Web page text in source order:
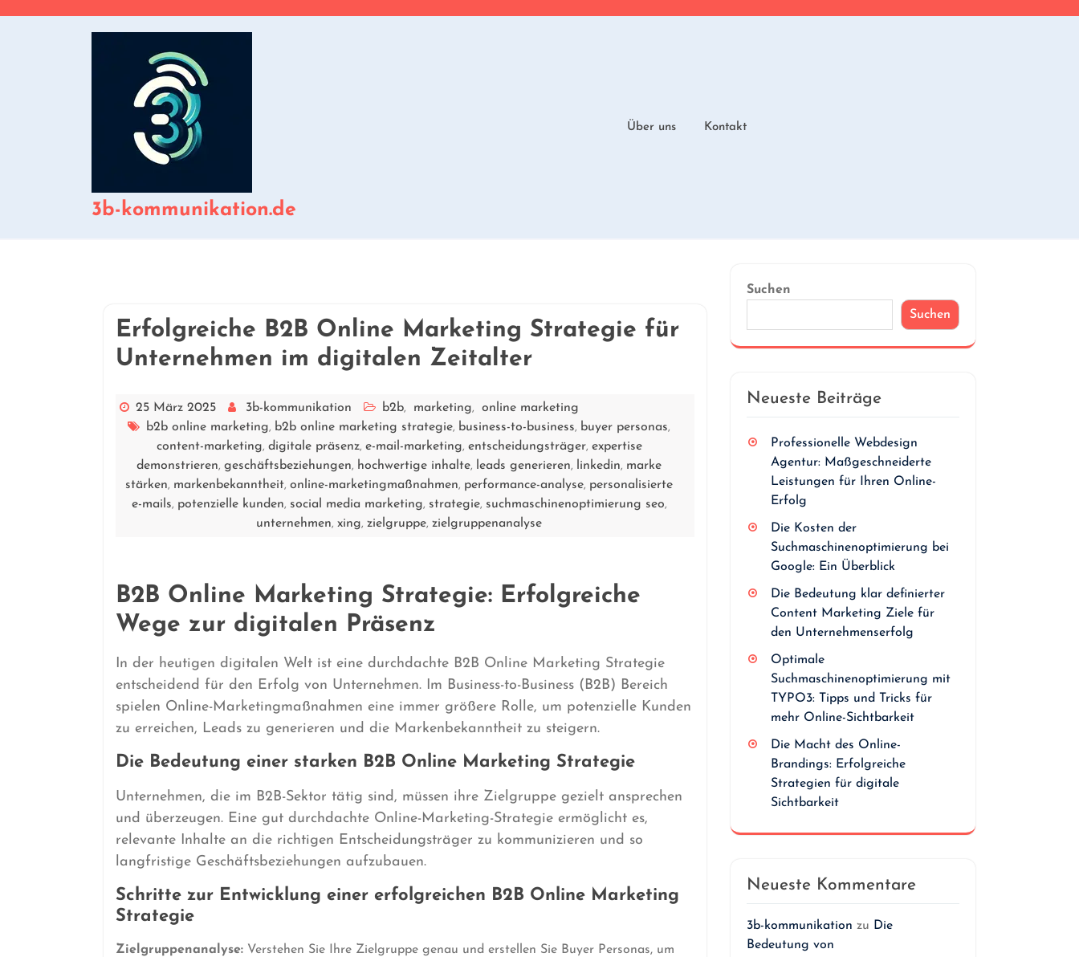
3b-kommunikation.de
Über uns Kontakt
Erfolgreiche B2B Online Marketing Strategie für
Unternehmen im digitalen Zeitalter
25 März 2025 3b-kommunikation b2b, marketing,
online marketing
b2b online marketing, b2b online marketing strategie, business-to-business, buyer personas,
content-marketing, digitale präsenz, e-mail-marketing, entscheidungsträger, expertise
demonstrieren,geschäftsbeziehungen, hochwertige inhalte, leads generieren, linkedin, marke
stärken, markenbekanntheit,online-marketingmaßnahmen, performance-analyse, personalisierte
e-mails, potenzielle kunden, social media marketing, strategie, suchmaschinenoptimierung seo,
unternehmen,xing,zielgruppe,zielgruppenanalyse
B2B Online Marketing Strategie: Erfolgreiche
Wege zur digitalen Präsenz
In der heutigen digitalen Welt ist eine durchdachte B2B Online Marketing Strategie
entscheidend für den Erfolg von Unternehmen. Im Business-to-Business (B2B) Bereich
spielen Online-Marketingmaßnahmen eine immer größere Rolle, um potenzielle Kunden
zu erreichen, Leads zu generieren und die Markenbekanntheit zu steigern.
Die Bedeutung einer starken B2B Online Marketing Strategie
Unternehmen, die im B2B-Sektor tätig sind, müssen ihre Zielgruppe gezielt ansprechen
und überzeugen. Eine gut durchdachte Online-Marketing-Strategie ermöglicht es,
relevante Inhalte an die richtigen Entscheidungsträger zu kommunizieren und so
langfristige Geschäftsbeziehungen aufzubauen.
Schritte zur Entwicklung einer erfolgreichen B2B Online Marketing
Strategie
Zielgruppenanalyse: Verstehen Sie Ihre Zielgruppe genau und erstellen Sie Buyer Personas, um
Suchen
Suchen
Neueste Beiträge
Professionelle Webdesign
Agentur: Maßgeschneiderte
Leistungen für Ihren Online-
Erfolg
Die Kosten der
Suchmaschinenoptimierung bei
Google: Ein Überblick
Die Bedeutung klar definierter
Content Marketing Ziele für
den Unternehmenserfolg
Optimale
Suchmaschinenoptimierung mit
TYPO3: Tipps und Tricks für
mehr Online-Sichtbarkeit
Die Macht des Online-
Brandings: Erfolgreiche
Strategien für digitale
Sichtbarkeit
Neueste Kommentare
3b-kommunikation zu Die
Bedeutung von